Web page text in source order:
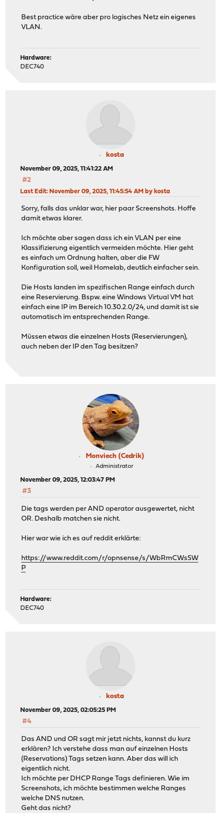
Best practice wäre aber pro logisches Netz ein eigenes
VLAN.
Hardware:
DEC740
kosta
November 09, 2025, 11:41:22 AM
#2
Last Edit: November 09, 2025, 11:45:54 AM by kosta
Sorry, falls das unklar war, hier paar Screenshots. Hoffe
damit etwas klarer.
Ich möchte aber sagen dass ich ein VLAN per eine
Klassifizierung eigentlich vermeiden möchte. Hier geht
es einfach um Ordnung halten, aber die FW
Konfiguration soll, weil Homelab, deutlich einfacher sein.
Die Hosts landen im spezifischen Range einfach durch
eine Reservierung. Bspw. eine Windows Virtual VM hat
einfach eine IP im Bereich 10.30.2.0/24, und damit ist sie
automatisch im entsprechenden Range.
Müssen etwas die einzelnen Hosts (Reservierungen),
auch neben der IP den Tag besitzen?
Monviech (Cedrik)
Administrator
November 09, 2025, 12:03:47 PM
#3
Die tags werden per AND operator ausgewertet, nicht
OR. Deshalb matchen sie nicht.
Hier war wie ich es auf reddit erklärte:
https://www.reddit.com/r/opnsense/s/WbRmCWsSW
P
Hardware:
DEC740
kosta
November 09, 2025, 02:05:25 PM
#4
Das AND und OR sagt mir jetzt nichts, kannst du kurz
erklären? Ich verstehe dass man auf einzelnen Hosts
(Reservations) Tags setzen kann. Aber das will ich
eigentlich nicht.
Ich möchte per DHCP Range Tags definieren. Wie im
Screenshots, ich möchte bestimmen welche Ranges
welche DNS nutzen.
Geht das nicht?